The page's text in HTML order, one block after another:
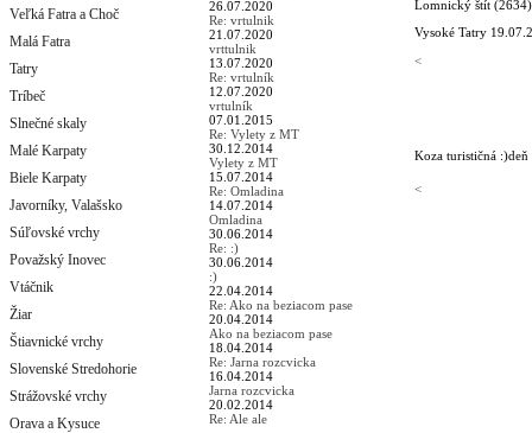
Veľká Fatra a Choč
Malá Fatra
Tatry
Tríbeč
Slnečné skaly
Malé Karpaty
Biele Karpaty
Javorníky, Valašsko
Súľovské vrchy
Považský Inovec
Vtáčnik
Žiar
Štiavnické vrchy
Slovenské Stredohorie
Strážovské vrchy
Orava a Kysuce
26.07.2020
Re: vrtulnik
21.07.2020
vrttulnik
13.07.2020
Re: vrtulník
12.07.2020
vrtulník
07.01.2015
Re: Vylety z MT
30.12.2014
Vylety z MT
15.07.2014
Re: Omladina
14.07.2014
Omladina
30.06.2014
Re: :)
30.06.2014
:)
22.04.2014
Re: Ako na beziacom pase
20.04.2014
Ako na beziacom pase
18.04.2014
Re: Jarna rozcvicka
16.04.2014
Jarna rozcvicka
20.02.2014
Re: Ale ale
Lomnický štít (2634)
Vysoké Tatry
<
Koza turističná :)deň
<